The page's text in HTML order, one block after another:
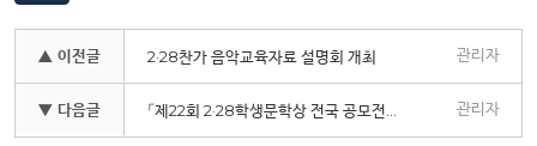
▲ 이전글 2·28찬가 음악교육자료 설명회 개최 관리자
▼ 다음글 관리자